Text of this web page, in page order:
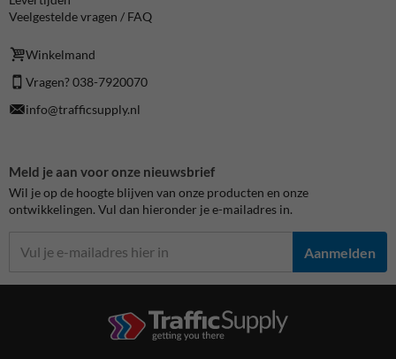
Veelgestelde vragen / FAQ
Winkelmand
Vragen? 038-7920070
info@trafficsupply.nl
Meld je aan voor onze nieuwsbrief
Wil je op de hoogte blijven van onze producten en onze
ontwikkelingen. Vul dan hieronder je e-mailadres in.
Aanmelden